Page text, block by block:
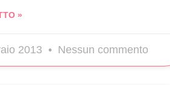
»
2013 Nessun commento